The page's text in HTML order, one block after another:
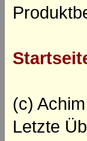
(c)
Letzte